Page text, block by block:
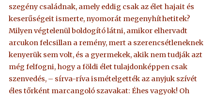
szegény családnak, amely eddig csak az élet hajait és
keserűségeit ismerte, nyomorát megenyhíthetitek?
Milyen végtelenül boldogító látni, amikor elhervadt
arcukon felcsillan a remény, mert a szerencsétleneknek
kenyerük sem volt, és a gyermekek, akik nem tudják azt
még felfogni, hogy a földi élet tulajdonképpen csak
szenvedés, – sírva-ríva ismételgették az anyjuk szívét
éles tőrként marcangoló szavakat: Éhes vagyok! Oh